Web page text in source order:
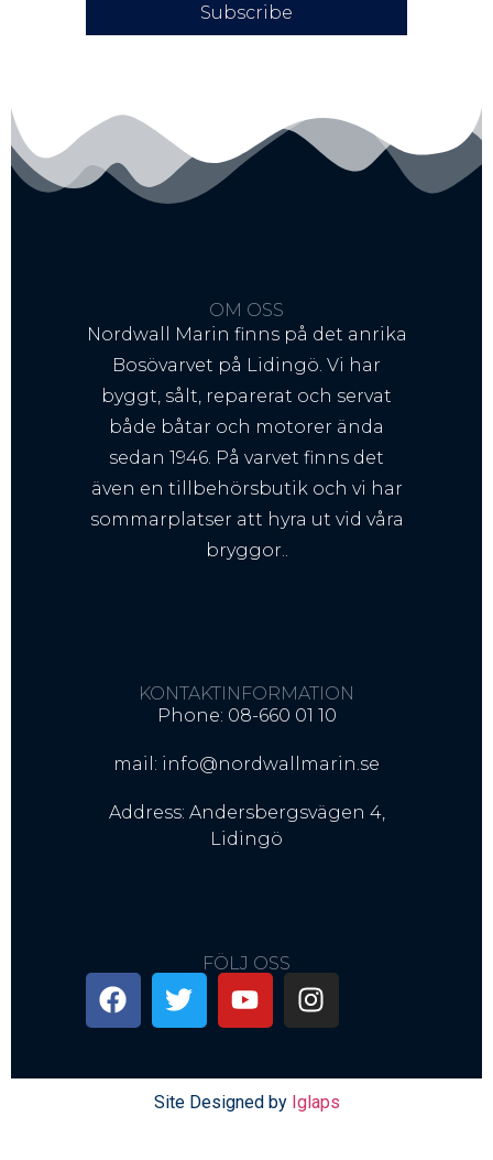
Subscribe
OM OSS
Nordwall Marin finns på det anrika
Bosövarvet på Lidingö. Vi har
byggt, sålt, reparerat och servat
både båtar och motorer ända
sedan 1946. På varvet finns det
även en tillbehörsbutik och vi har
sommarplatser att hyra ut vid våra
bryggor..
KONTAKTINFORMATION
Phone: 08-660 01 10
mail: info@nordwallmarin.se
Address: Andersbergsvägen 4,
Lidingö
FÖLJ OSS
Site Designed by Iglaps